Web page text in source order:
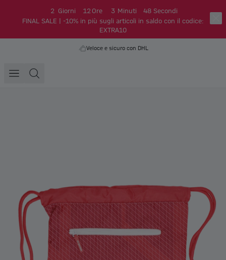
2 Giorni 12 Ore 3 Minuti 48 Secondi
FINAL SALE | -10% in più sugli articoli in saldo con il codice:
EXTRA10
Veloce e sicuro con DHL